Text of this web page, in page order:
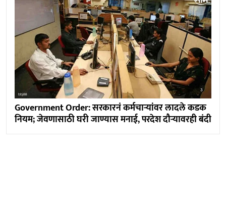
Government Order: सरकारनं कर्मचाऱ्यांवर लादले कडक
नियम; जेवणासाठी घरी जाण्यास मनाई, परदेश दौऱ्यावरही बंदी